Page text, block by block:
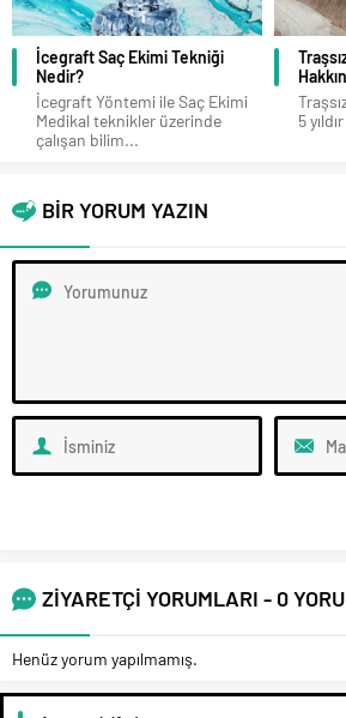
Traşsız Saç Ekimi Tekniği
Hakkında Tüm Bilgiler
Traşsız Saç Ekimi Özellikle son
5 yıldır doğal görünümlü saç...
Tüm
ekimi
BİR YORUM YAZIN
ZİYARETÇİ YORUMLARI - 0
Henüz yorum yapılmamış.